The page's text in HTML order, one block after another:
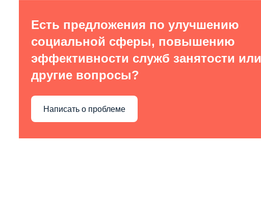
Есть предложения по улучшению
социальной сферы, повышению
эффективности служб занятости или
другие вопросы?
Написать о проблеме